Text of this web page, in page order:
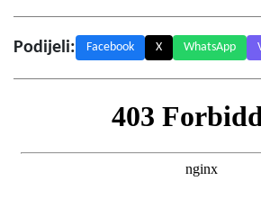
Podijeli: Facebook X WhatsApp